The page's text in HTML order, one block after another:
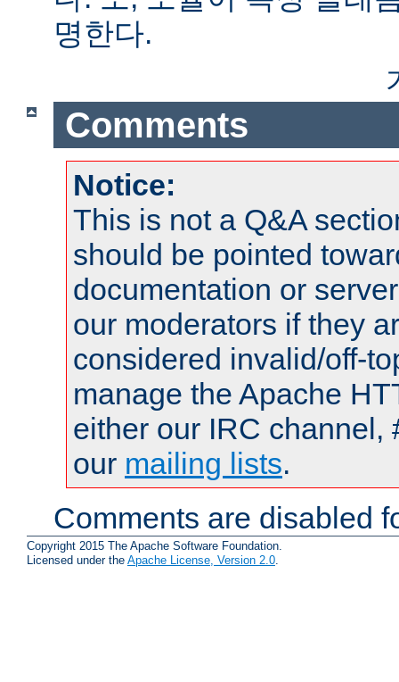
명한다.
Comments
Notice:
This is not a Q&A
should be pointed
documentation or
our moderators if they
considered invalid/off-
manage the Apache
either our IRC channel,
our mailing lists.
Comments are disabled
Copyright 2015 The Apache Software Foundation.
Licensed under the Apache License, Version 2.0.